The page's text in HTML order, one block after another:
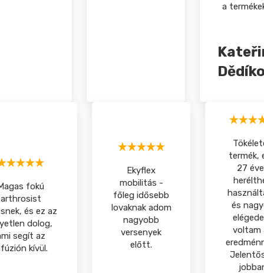
a
fokú
arthrosist
és ez az
dolog,
segít az
kívül.
Ekyflex
mobilitás -
főleg idősebb
lovaknak adom
nagyobb
versenyek
előtt.
termék,
27
és
voltam